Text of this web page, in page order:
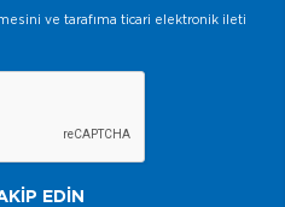
ve tarafıma ticari elektronik ileti
EDİN